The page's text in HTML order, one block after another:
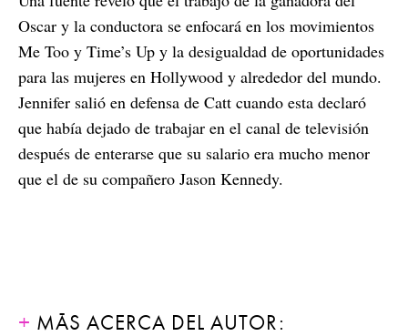
Oscar y la conductora se enfocará en los movimientos
Me Too y Time’s Up y la desigualdad de oportunidades
para las mujeres en Hollywood y alrededor del mundo.
Jennifer salió en defensa de Catt cuando esta declaró
que había dejado de trabajar en el canal de televisión
después de enterarse que su salario era mucho menor
que el de su compañero Jason Kennedy.
MÁS ACERCA DEL AUTOR: